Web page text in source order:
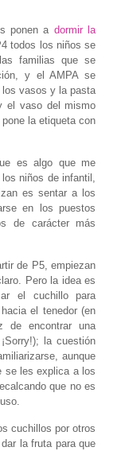
ponen a dormir la
todos los niños se
familias que se
y el AMPA se
vasos y la pasta
el vaso del mismo
la etiqueta con
es algo que me
niños de infantil,
es sentar a los
en los puestos
de carácter más
de P5, empiezan
Pero la idea es
el cuchillo para
el tenedor (en
de encontrar una
la cuestión
aunque
se les explica a los
que no es
cuchillos por otros
la fruta para que